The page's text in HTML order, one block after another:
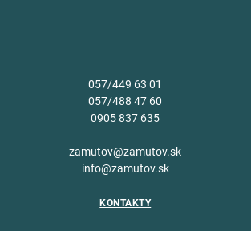
057/449 63 01
057/488 47 60
0905 837 635
zamutov@zamutov.sk
info@zamutov.sk
KONTAKTY